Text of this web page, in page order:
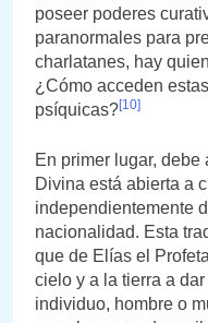
poseer poderes
paranormales para
charlatanes, hay
¿Cómo acceden
psíquicas?[10]
En primer lugar,
Divina está abierta a
independientemente
nacionalidad. Esta
que de Elías el
cielo y a la tierra a
individuo, hombre o